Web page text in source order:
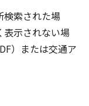
索された場
示されない場
）または交通ア